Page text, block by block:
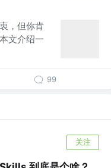
，但你肯
文介绍一
99
关注